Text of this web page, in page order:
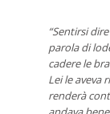
“Sentirsi
parola di
cadere le
Lei le aveva
renderà